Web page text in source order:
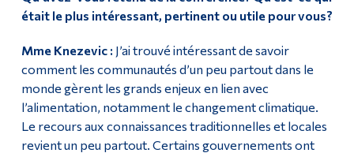
était le plus intéressant, pertinent ou utile pour vous?
Mme Knezevic : J’ai trouvé intéressant de savoir
comment les communautés d’un peu partout dans le
monde gèrent les grands enjeux en lien avec
l’alimentation, notamment le changement climatique.
Le recours aux connaissances traditionnelles et locales
revient un peu partout. Certains gouvernements ont